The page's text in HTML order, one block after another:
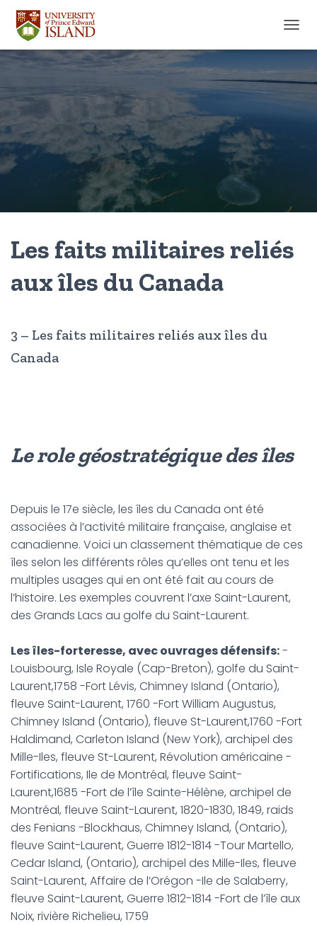
Les faits militaires reliés
aux îles du Canada
3 – Les faits militaires reliés aux îles du
Canada
Le role géostratégique desîles
Depuis le 17e siècle, les îles du Canada ont été
associées à l’activité militaire française, anglaise et
canadienne. Voici un classement thématique de ces
îles selon les différents rôles qu’elles ont tenu et les
multiples usages qui en ont été fait au cours de
l’histoire. Les exemples couvrent l’axe Saint-Laurent,
des Grands Lacs au golfe du Saint-Laurent.
Les îles-forteresse, avec ouvrages défensifs:-
Louisbourg, Isle Royale (Cap-Breton), golfe du Saint-
Laurent,1758 -Fort Lévis, Chimney Island (Ontario),
fleuve Saint-Laurent, 1760 -Fort William Augustus,
Chimney Island (Ontario), fleuve St-Laurent,1760 -Fort
Haldimand, Carleton Island (New York), archipel des
Mille-Iles, fleuve St-Laurent, Révolution américaine -
Fortifications, Ile de Montréal, fleuve Saint-
Laurent,1685 -Fort de l’île Sainte-Hélène, archipel de
Montréal, fleuve Saint-Laurent, 1820-1830, 1849, raids
des Fenians -Blockhaus, Chimney Island, (Ontario),
fleuve Saint-Laurent, Guerre 1812-1814 -Tour Martello,
Cedar Island, (Ontario), archipel des Mille-Iles, fleuve
Saint-Laurent, Affaire de l’Orégon -Ile de Salaberry,
fleuve Saint-Laurent, Guerre 1812-1814 -Fort de l’île aux
Noix, rivière Richelieu, 1759